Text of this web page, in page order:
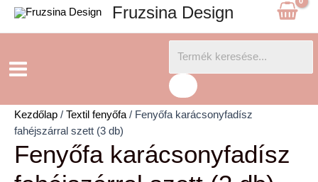
Fruzsina Design
Menu
Products
search
Kezdőlap / Textil fenyőfa / Fenyőfa karácsonyfadísz
fahéjszárral szett (3 db)
Fenyőfa karácsonyfadísz